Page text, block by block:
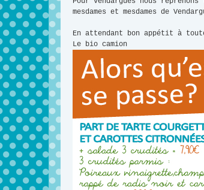
mesdames et mesdames de
En attendant bon appétit à
Le bio camion